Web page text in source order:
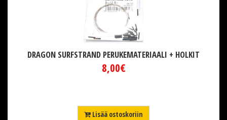
DRAGON SURFSTRAND PERUKEMATERIAALI + HOLKIT
8,00€
Lisää ostoskoriin